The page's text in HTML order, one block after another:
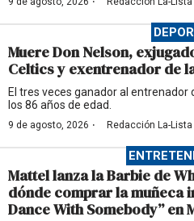
Muere Don Nelson,
Celtics y exentrenador de
El tres veces ganador al entrenador
los 86 años de edad.
9 de agosto, 2026 · Redacción La-Lista
Mattel lanza la Barbie de
dónde comprar la muñeca
Dance With Somebody” en